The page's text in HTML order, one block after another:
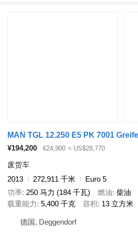
MAN TGL 12.250 E5 PK 7001
¥194,200
€24,900 ≈ US$28,770
废货车
2013
272,911 千米
Euro 5
功率 250 马力 (184 千瓦) 燃油 柴油
载重能力 5,400 千克 容积 13 立方米
德国, Deggendorf